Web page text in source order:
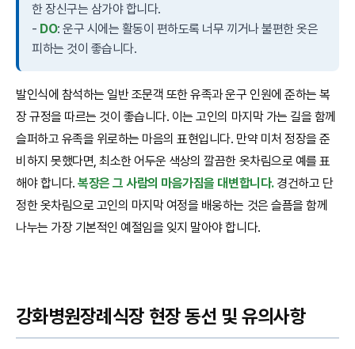
한 장신구는 삼가야 합니다.
- DO: 운구 시에는 활동이 편하도록 너무 끼거나 불편한 옷은
피하는 것이 좋습니다.
발인식에 참석하는 일반 조문객 또한 유족과 운구 인원에 준하는 복
장 규정을 따르는 것이 좋습니다. 이는 고인의 마지막 가는 길을 함께
슬퍼하고 유족을 위로하는 마음의 표현입니다. 만약 미처 정장을 준
비하지 못했다면, 최소한 어두운 색상의 깔끔한 옷차림으로 예를 표
해야 합니다.복장은 그 사람의 마음가짐을 대변합니다.경건하고 단
정한 옷차림으로 고인의 마지막 여정을 배웅하는 것은 슬픔을 함께
나누는 가장 기본적인 예절임을 잊지 말아야 합니다.
강화병원장례식장 현장 동선 및 유의사항